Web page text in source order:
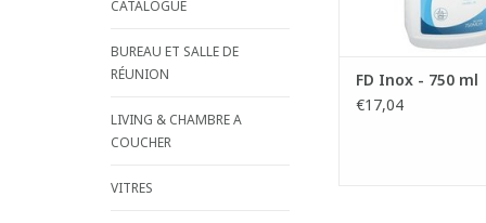
CATALOGUE
BUREAU ET SALLE DE
RÉUNION
LIVING & CHAMBRE A
COUCHER
VITRES
- Den
FD Inox - 750 ml
€17,04